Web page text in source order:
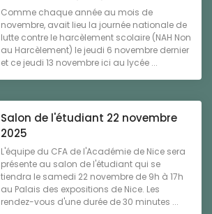
Comme chaque année au mois de
novembre, avait lieu la journée nationale de
lutte contre le harcèlement scolaire (NAH Non
au Harcèlement) le jeudi 6 novembre dernier
et ce jeudi 13 novembre ici au lycée ...
Salon de l'étudiant 22 novembre
2025
L'équipe du CFA de l'Académie de Nice sera
présente au salon de l'étudiant qui se
tiendra le samedi 22 novembre de 9h à 17h
au Palais des expositions de Nice. Les
rendez-vous d'une durée de 30 minutes ...